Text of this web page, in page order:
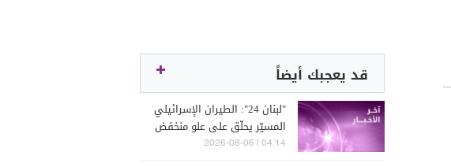
قد يعجبك أيضاً
"لبنان 24": الطيران الإسرائيلي
المسيّر يحلّق على علو منخفض
فوق أجواء الضاحية الجنوبية
04:14 | 2026-08-06